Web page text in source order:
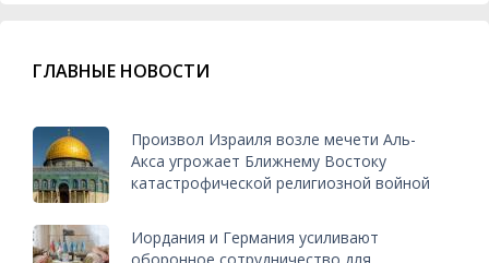
ГЛАВНЫЕ НОВОСТИ
Произвол Израиля возле мечети Аль-
Акса угрожает Ближнему Востоку
катастрофической религиозной войной
Иордания и Германия усиливают